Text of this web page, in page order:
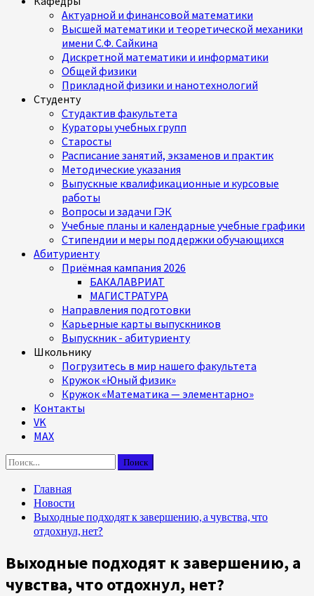
Актуарной и финансовой математики
Высшей математики и теоретической механики
имени С.Ф. Сайкина
Дискретной математики и информатики
Общей физики
Прикладной физики и нанотехнологий
Студенту
Студактив факультета
Кураторы учебных групп
Старосты
Расписание занятий, экзаменов и практик
Методические указания
Выпускные квалификационные и курсовые
работы
Вопросы и задачи ГЭК
Учебные планы и календарные учебные графики
Стипендии и меры поддержки обучающихся
Абитуриенту
Приёмная кампания 2026
БАКАЛАВРИАТ
МАГИСТРАТУРА
Направления подготовки
Карьерные карты выпускников
Выпускник - абитуриенту
Школьнику
Погрузитесь в мир нашего факультета
Кружок «Юный физик»
Кружок «Математика — элементарно»
Контакты
VK
MAX
Найти:
Главная
Новости
Выходные подходят к завершению, а чувства, что
отдохнул, нет?
Выходные подходят к завершению, а
чувства, что отдохнул, нет?